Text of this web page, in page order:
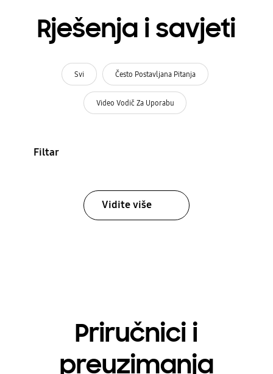
Rješenja i savjeti
Svi Često Postavljana Pitanja
Video Vodič Za Uporabu
Filtar
Vidite više
Priručnici i
preuzimanja